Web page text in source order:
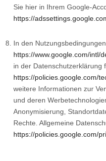
Sie hier in Ihrem Google-
https://
In den
https://www.google.com/intl/
in der Datenschutzerklärung
https://policies.google.com/
weitere Informationen zur
und deren
Anonymisierung,
Rechte. Allgemeine
https://policies.google.com/